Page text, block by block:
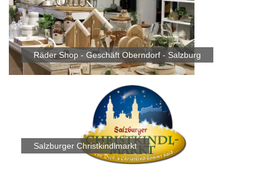
Räder Shop - Geschäft Oberndorf - Salzburg
Salzburger Christkindlmarkt